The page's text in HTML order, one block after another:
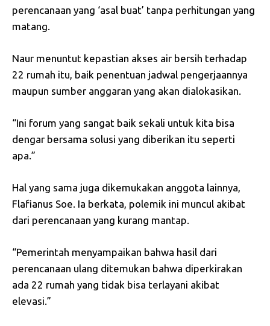
perencanaan yang ‘asal buat’ tanpa perhitungan yang
matang.
Naur menuntut kepastian akses air bersih terhadap
22 rumah itu, baik penentuan jadwal pengerjaannya
maupun sumber anggaran yang akan dialokasikan.
“Ini forum yang sangat baik sekali untuk kita bisa
dengar bersama solusi yang diberikan itu seperti
apa.”
Hal yang sama juga dikemukakan anggota lainnya,
Flafianus Soe. Ia berkata, polemik ini muncul akibat
dari perencanaan yang kurang mantap.
“Pemerintah menyampaikan bahwa hasil dari
perencanaan ulang ditemukan bahwa diperkirakan
ada 22 rumah yang tidak bisa terlayani akibat
elevasi.”